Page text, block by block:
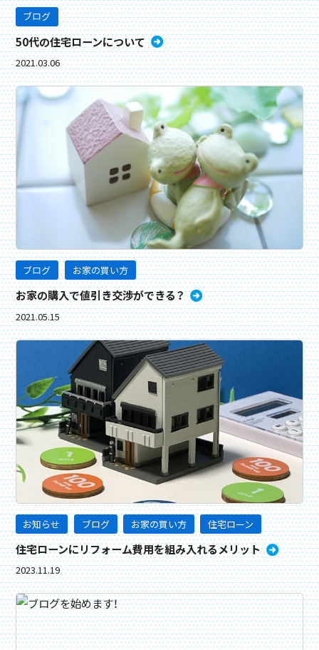
ブログ
50代の住宅ローンについて
2021.03.06
ブログ お家の買い方
お家の購入で値引き交渉ができる？
2021.05.15
お知らせ ブログ お家の買い方 住宅ローン
住宅ローンにリフォーム費用を組み入れるメリット
2023.11.19